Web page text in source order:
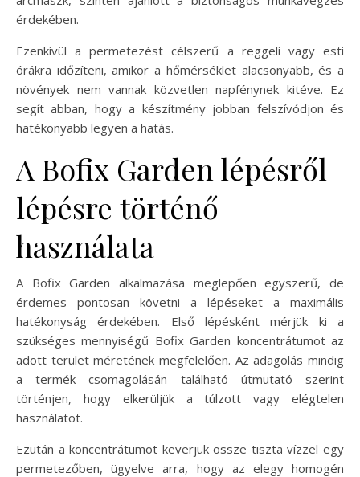
érdekében.
Ezenkívül a permetezést célszerű a reggeli vagy esti
órákra időzíteni, amikor a hőmérséklet alacsonyabb, és a
növények nem vannak közvetlen napfénynek kitéve. Ez
segít abban, hogy a készítmény jobban felszívódjon és
hatékonyabb legyen a hatás.
A Bofix Garden lépésről
lépésre történő
használata
A Bofix Garden alkalmazása meglepően egyszerű, de
érdemes pontosan követni a lépéseket a maximális
hatékonyság érdekében. Első lépésként mérjük ki a
szükséges mennyiségű Bofix Garden koncentrátumot az
adott terület méretének megfelelően. Az adagolás mindig
a termék csomagolásán található útmutató szerint
történjen, hogy elkerüljük a túlzott vagy elégtelen
használatot.
Ezután a koncentrátumot keverjük össze tiszta vízzel egy
permetezőben, ügyelve arra, hogy az elegy homogén